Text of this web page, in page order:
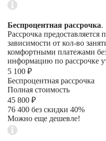
Беспроцентная рассрочка.
Рассрочка предоставляется
зависимости от кол-во
комфортными платежами
информацию по рассрочке
5 100 ₽
Беспроцентная рассрочка
Полная стоимость
45 800 ₽
76 400 без скидки 40%
Можно еще дешевле!